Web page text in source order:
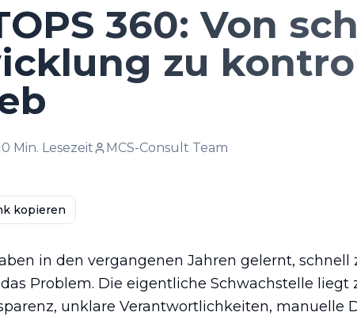
360: Von
zu
Min. Lesezeit MCS-Consult Team
kopieren
in den vergangenen Jahren gelernt,
Problem. Die eigentliche Schwachstelle liegt
unklare Verantwortlichkeiten, manuelle